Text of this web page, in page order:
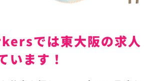
では東大阪の求人
います！